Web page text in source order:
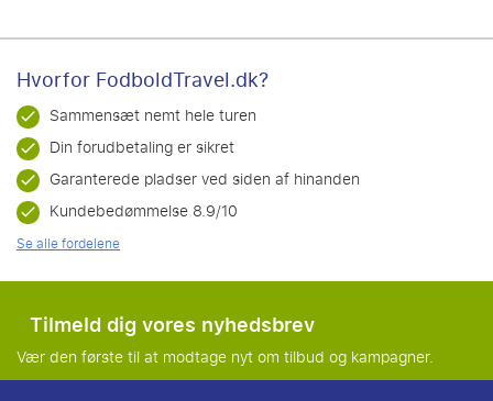
Hvorfor FodboldTravel.dk?
Sammensæt nemt hele turen
Din forudbetaling er sikret
Garanterede pladser ved siden af hinanden
Kundebedømmelse 8.9/10
Se alle fordelene
Tilmeld dig vores nyhedsbrev
Vær den første til at modtage nyt om tilbud og kampagner.